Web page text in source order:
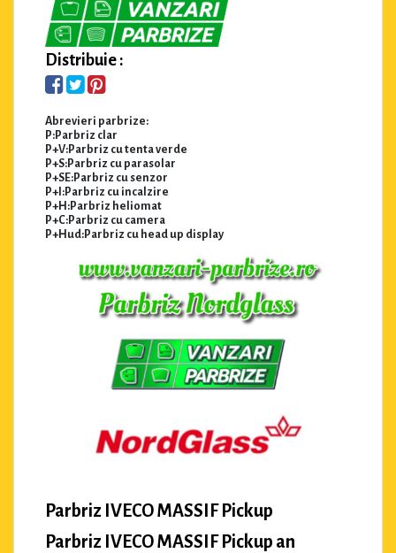
Distribuie :
Abrevieri parbrize:
P:Parbriz clar
P+V:Parbriz cu tenta verde
P+S:Parbriz cu parasolar
P+SE:Parbriz cu senzor
P+I:Parbriz cu incalzire
P+H:Parbriz heliomat
P+C:Parbriz cu camera
P+Hud:Parbriz cu head up display
Parbriz IVECO MASSIF Pickup
Parbriz IVECO MASSIF Pickup an